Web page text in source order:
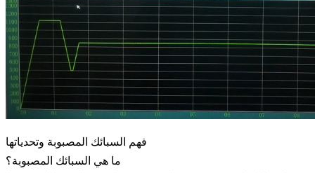
فهم السبائك المصبوبة وتحدياتها
ما هي السبائك المصبوبة؟